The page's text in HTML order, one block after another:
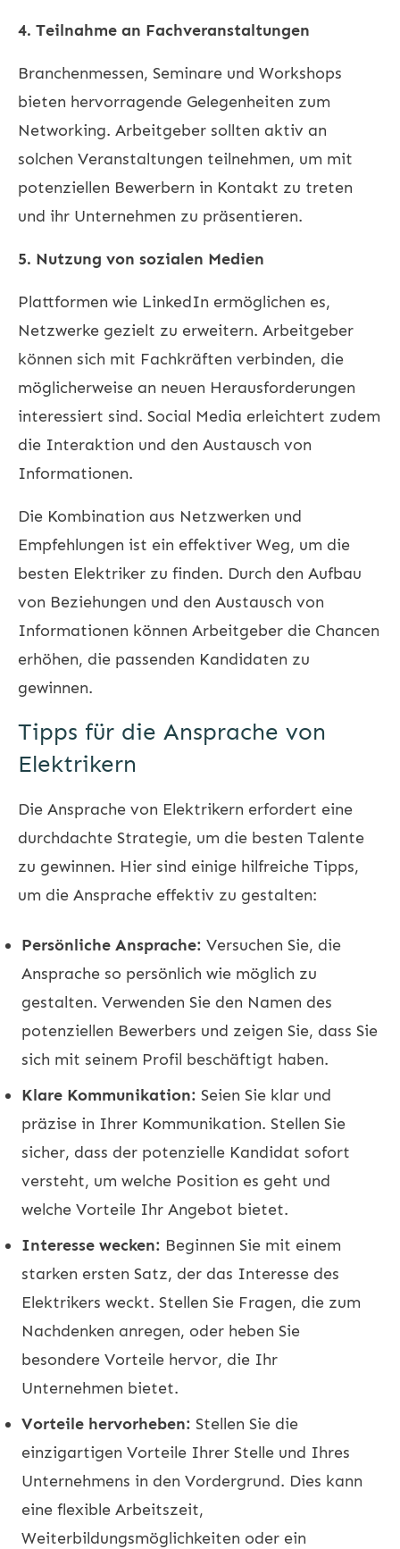
4. Teilnahme an Fachveranstaltungen
Branchenmessen, Seminare und Workshops
bieten hervorragende Gelegenheiten zum
Networking. Arbeitgeber sollten aktiv an
solchen Veranstaltungen teilnehmen, um mit
potenziellen Bewerbern in Kontakt zu treten
und ihr Unternehmen zu präsentieren.
5. Nutzung von sozialen Medien
Plattformen wie LinkedIn ermöglichen es,
Netzwerke gezielt zu erweitern. Arbeitgeber
können sich mit Fachkräften verbinden, die
möglicherweise an neuen Herausforderungen
interessiert sind. Social Media erleichtert zudem
die Interaktion und den Austausch von
Informationen.
Die Kombination aus Netzwerken und
Empfehlungen ist ein effektiver Weg, um die
besten Elektriker zu finden. Durch den Aufbau
von Beziehungen und den Austausch von
Informationen können Arbeitgeber die Chancen
erhöhen, die passenden Kandidaten zu
gewinnen.
Tipps für die Ansprache von
Elektrikern
Die Ansprache von Elektrikern erfordert eine
durchdachte Strategie, um die besten Talente
zu gewinnen. Hier sind einige hilfreiche Tipps,
um die Ansprache effektiv zu gestalten:
Persönliche Ansprache: Versuchen Sie, die
Ansprache so persönlich wie möglich zu
gestalten. Verwenden Sie den Namen des
potenziellen Bewerbers und zeigen Sie, dass Sie
sich mit seinem Profil beschäftigt haben.
Klare Kommunikation: Seien Sie klar und
präzise in Ihrer Kommunikation. Stellen Sie
sicher, dass der potenzielle Kandidat sofort
versteht, um welche Position es geht und
welche Vorteile Ihr Angebot bietet.
Interesse wecken: Beginnen Sie mit einem
starken ersten Satz, der das Interesse des
Elektrikers weckt. Stellen Sie Fragen, die zum
Nachdenken anregen, oder heben Sie
besondere Vorteile hervor, die Ihr
Unternehmen bietet.
Vorteile hervorheben: Stellen Sie die
einzigartigen Vorteile Ihrer Stelle und Ihres
Unternehmens in den Vordergrund. Dies kann
eine flexible Arbeitszeit,
Weiterbildungsmöglichkeiten oder ein